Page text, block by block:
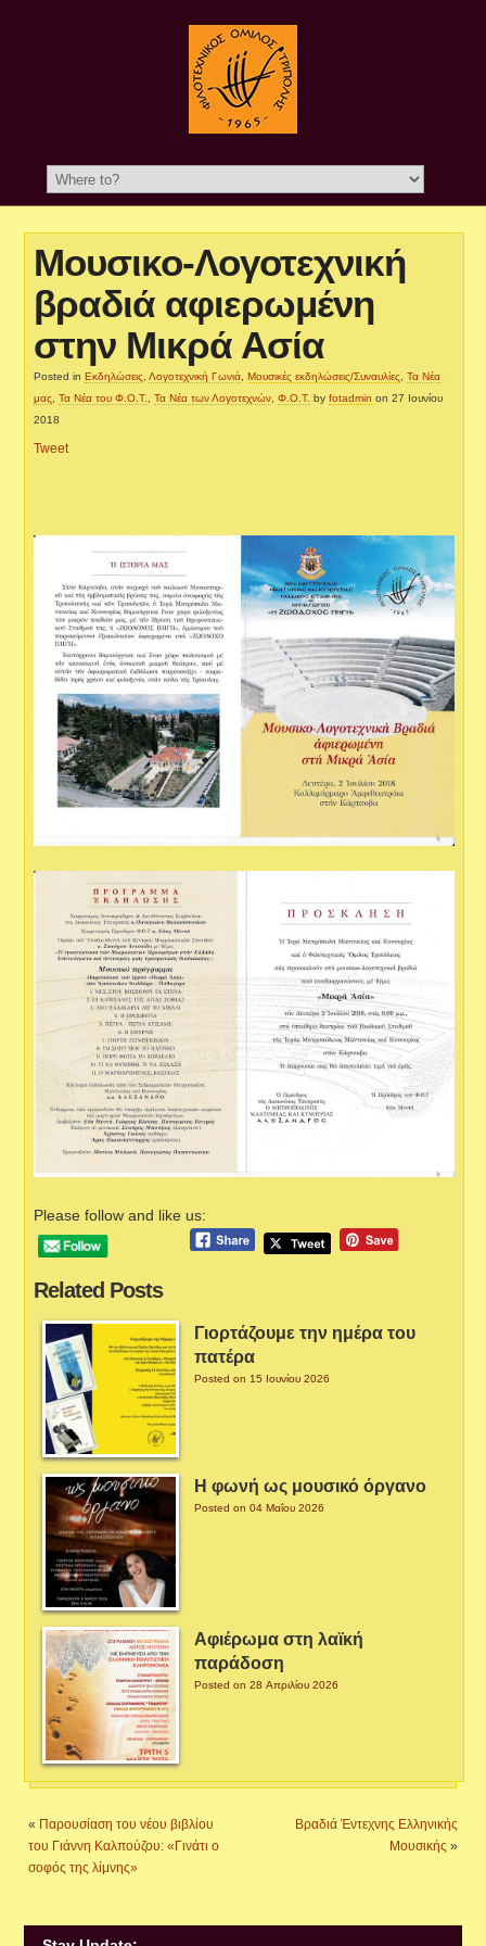
Μουσικο-Λογοτεχνική
βραδιά αφιερωμένη
στην Μικρά Ασία
Posted inΕκδηλώσεις ,Λογοτεχνική Γωνιά ,Μουσικές εκδηλώσεις/Συναυλίες ,Τα Νέα
μας ,Τα Νέα του Φ.Ο.Τ. ,Τα Νέα των Λογοτεχνών ,Φ.Ο.Τ. byfotadmin on 27 Ιουνίου
2018
Tweet
Please follow and like us:
Related Posts
Γιορτάζουμε την ημέρα του
πατέρα
Posted on 15 Ιουνίου 2026
Η φωνή ως μουσικό όργανο
Posted on 04 Μαΐου 2026
Αφιέρωμα στη λαϊκή
παράδοση
Posted on 28 Απριλίου 2026
«
Παρουσίαση του νέου βιβλίου
του Γιάννη Καλπούζου: «Γινάτι ο
σοφός της λίμνης»
Βραδιά Έντεχνης Ελληνικής
Μουσικής »